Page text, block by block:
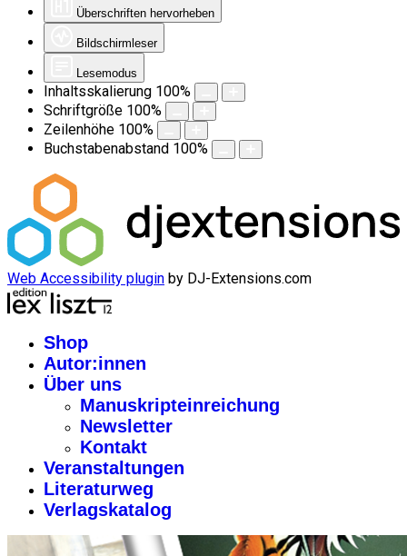
Überschriften hervorheben
Bildschirmleser
Lesemodus
Inhaltsskalierung 100%
Schriftgröße 100%
Zeilenhöhe 100%
Buchstabenabstand 100%
Web Accessibility plugin by DJ-Extensions.com
Shop
Autor:innen
Über uns
Manuskripteinreichung
Newsletter
Kontakt
Veranstaltungen
Literaturweg
Verlagskatalog